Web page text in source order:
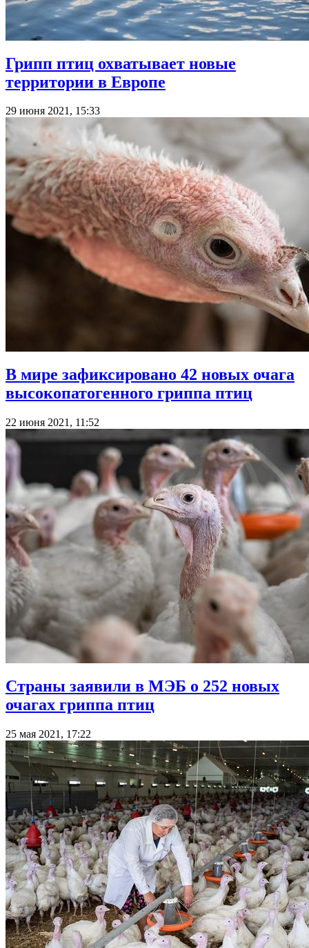
Грипп птиц охватывает новые
территории в Европе
29 июня 2021, 15:33
В мире зафиксировано 42 новых очага
высокопатогенного гриппа птиц
22 июня 2021, 11:52
Страны заявили в МЭБ о 252 новых
очагах гриппа птиц
25 мая 2021, 17:22